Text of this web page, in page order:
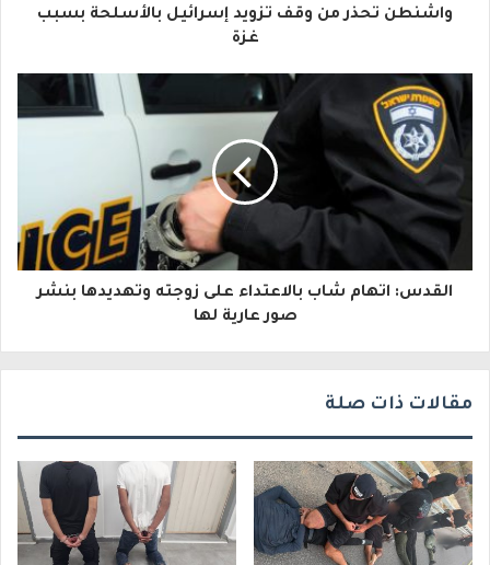
إ
واشنطن تحذر من وقف تزويد إسرائيل بالأسلحة بسبب
غزة
القدس: اتهام شاب بالاعتداء على زوجته وتهديدها بنشر
صور عارية لها
مقالات ذات صلة